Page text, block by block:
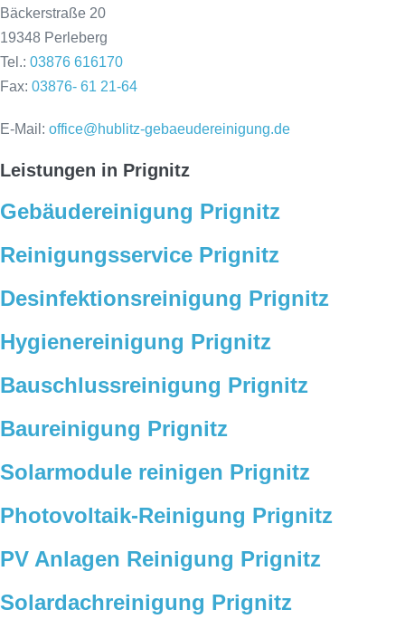
Bäckerstraße 20
19348 Perleberg
Tel.: 03876 616170
Fax: 03876- 61 21-64
E-Mail: office@hublitz-gebaeudereinigung.de
Leistungen in Prignitz
Gebäudereinigung Prignitz
Reinigungsservice Prignitz
Desinfektionsreinigung Prignitz
Hygienereinigung Prignitz
Bauschlussreinigung Prignitz
Baureinigung Prignitz
Solarmodule reinigen Prignitz
Photovoltaik-Reinigung Prignitz
PV Anlagen Reinigung Prignitz
Solardachreinigung Prignitz